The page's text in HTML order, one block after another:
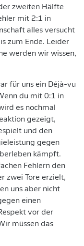
zweiten Hälfte
mit 2:1 in
alles versucht
zum Ende. Leider
werden wir wissen,
für uns ein Déjà-vu
du mit 0:1 in
es nochmal
gezeigt,
und den
gegen
kämpft.
Fehlern den
zwei Tore erzielt,
uns aber nicht
einen
vor der
müssen das